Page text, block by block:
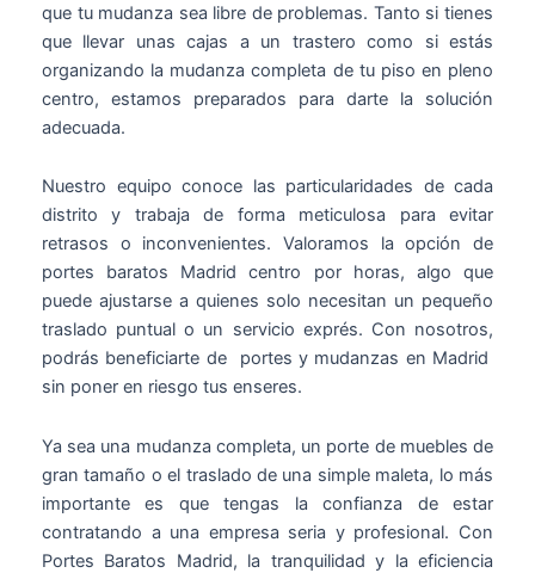
que tu mudanza sea libre de problemas. Tanto si tienes
que llevar unas cajas a un trastero como si estás
organizando la mudanza completa de tu piso en pleno
centro, estamos preparados para darte la solución
adecuada.
Nuestro equipo conoce las particularidades de cada
distrito y trabaja de forma meticulosa para evitar
retrasos o inconvenientes. Valoramos la opción de
portes baratos Madrid centro por horas, algo que
puede ajustarse a quienes solo necesitan un pequeño
traslado puntual o un servicio exprés. Con nosotros,
podrás beneficiarte de portes y mudanzas en Madrid
sin poner en riesgo tus enseres.
Ya sea una mudanza completa, un porte de muebles de
gran tamaño o el traslado de una simple maleta, lo más
importante es que tengas la confianza de estar
contratando a una empresa seria y profesional. Con
Portes Baratos Madrid, la tranquilidad y la eficiencia